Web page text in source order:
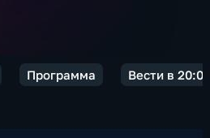
Программа Вести в 20:00